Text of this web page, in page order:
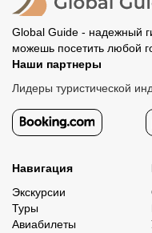
Global Guide - надежный
можешь посетить любой
Наши партнеры
Лидеры туристической
Навигация
Экскурсии
Туры
Авиабилеты